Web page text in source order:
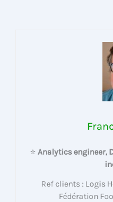
⭐ Analytics engineer,
Ref clients : Logis
Fédération